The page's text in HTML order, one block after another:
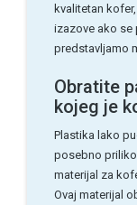
kvalitetan
izazove ako se
predstavljamo
Obratite
kojeg je
Plastika lako
posebno
materijal za
Ovaj materijal